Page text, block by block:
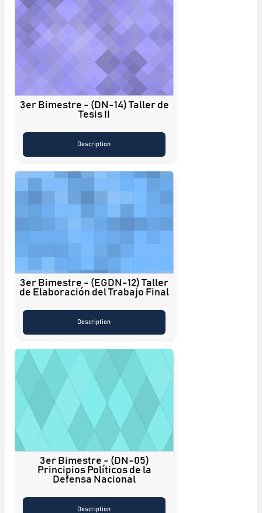
3er Bimestre - (DN-14) Taller de
Tesis II
Description
3er Bimestre - (EGDN-12) Taller
de Elaboración del Trabajo Final
Description
3er Bimestre - (DN-05)
Principios Políticos de la
Defensa Nacional
Description